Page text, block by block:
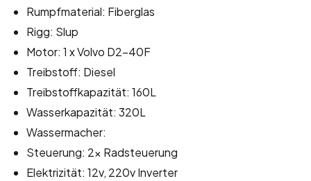
Rumpfmaterial: Fiberglas
Rigg: Slup
Motor: 1 x Volvo D2-40F
Treibstoff: Diesel
Treibstoffkapazität: 160L
Wasserkapazität: 320L
Wassermacher:
Steuerung: 2x Radsteuerung
Elektrizität: 12v, 220v Inverter